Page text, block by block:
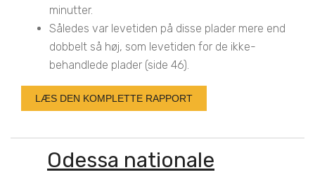
minutter.
Således var levetiden på disse plader mere end
dobbelt så høj, som levetiden for de ikke-
behandlede plader (side 46).
LÆS DEN KOMPLETTE RAPPORT
Odessa nationale